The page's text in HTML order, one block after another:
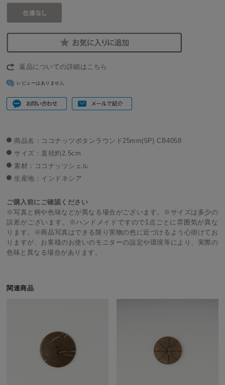
返品についての詳細はこちら
レビューはありません
商品名：ココナッツボタンラウンド25mm(5P) CB4058
サイズ：直径約2.5cm
素材：ココナッツシェル
生産地：インドネシア
ご購入前にご確認ください
※写真と柄や色味などが異なる場合がございます。※サイズは多少の
誤差がございます。※ハンドメイドですので1点ごとに雰囲気が異な
ります。※商品写真はできる限り実物の色に近づけるよう心掛けてお
りますが、お客様のお使いのモニターの設定や環境等により、実際の
色味と異なる場合があります。
関連商品